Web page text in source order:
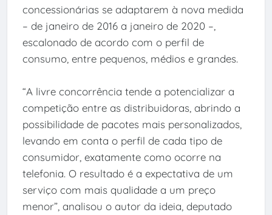
concessionárias se adaptarem à nova medida
– de janeiro de 2016 a janeiro de 2020 –,
escalonado de acordo com o perfil de
consumo, entre pequenos, médios e grandes.
“A livre concorrência tende a potencializar a
competição entre as distribuidoras, abrindo a
possibilidade de pacotes mais personalizados,
levando em conta o perfil de cada tipo de
consumidor, exatamente como ocorre na
telefonia. O resultado é a expectativa de um
serviço com mais qualidade a um preço
menor”, analisou o autor da ideia, deputado